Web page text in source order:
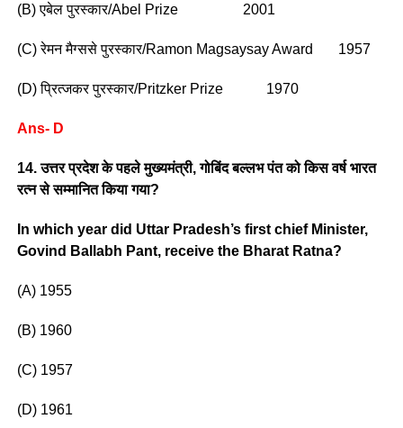
(B) एबेल पुरस्कार/Abel Prize 2001
(C) रेमन मैग्ससे पुरस्कार/Ramon Magsaysay Award 1957
(D) प्रित्जकर पुरस्कार/Pritzker Prize 1970
Ans- D
14. उत्तर प्रदेश के पहले मुख्यमंत्री, गोबिंद बल्लभ पंत को किस वर्ष भारत
रत्न से सम्मानित किया गया?
In which year did Uttar Pradesh’s first chief Minister,
Govind Ballabh Pant, receive the Bharat Ratna?
(A) 1955
(B) 1960
(C) 1957
(D) 1961